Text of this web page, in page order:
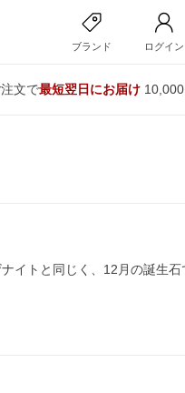
ブランド ログイン
文で最短翌日にお届け10,000
イトと同じく、12月の誕生石